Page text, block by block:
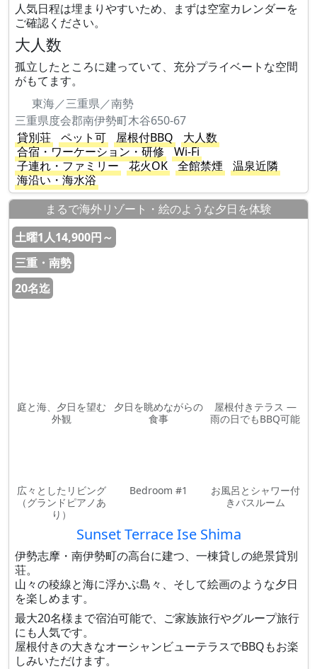
人気日程は埋まりやすいため、まずは空室カレンダーを
ご確認ください。
大人数
孤立したところに建っていて、充分プライベートな空間
がもてます。
東海／三重県／南勢
三重県度会郡南伊勢町木谷650-67
貸別荘
ペット可 屋根付BBQ
大人数
合宿・ワーケーション・研修
Wi-Fi
子連れ・ファミリー
花火OK 全館禁煙
温泉近隣
海沿い・海水浴
まるで海外リゾート・絵のような夕日を体験
土曜1人14,900円～
三重・南勢
20名迄
庭と海、夕日を望む
外観
夕日を眺めながらの
食事
屋根付きテラス ―
雨の日でもBBQ可能
広々としたリビング
（グランドピアノあ
り）
Bedroom #1
お風呂とシャワー付
きバスルーム
Sunset Terrace Ise Shima
伊勢志摩・南伊勢町の高台に建つ、一棟貸しの絶景貸別
荘。
山々の稜線と海に浮かぶ島々、そして絵画のような夕日
を楽しめます。
最大20名様まで宿泊可能で、ご家族旅行やグループ旅行
にも人気です。
屋根付きの大きなオーシャンビューテラスでBBQもお楽
しみいただけます。